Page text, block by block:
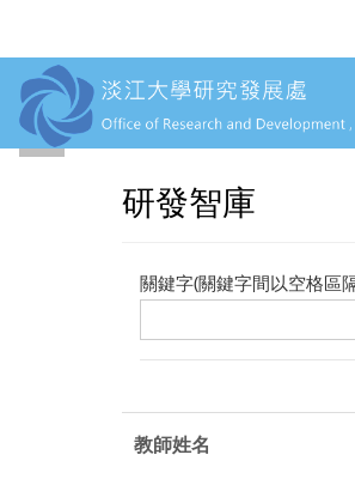
跳到主要內容
上一頁
研發智庫
關鍵字(關鍵字間以空格區
教師姓名